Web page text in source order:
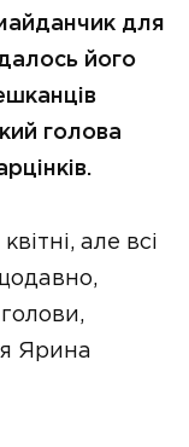
для
його
голова
але всі
Ярина